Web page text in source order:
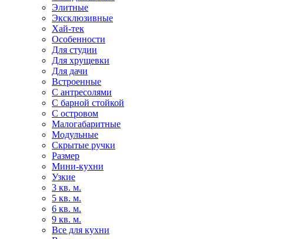
Элитные
Эксклюзивные
Хай-тек
Особенности
Для студии
Для хрущевки
Для дачи
Встроенные
С антресолями
С барной стойкой
С островом
Малогабаритные
Модульные
Скрытые ручки
Размер
Мини-кухни
Узкие
3 кв. м.
5 кв. м.
6 кв. м.
9 кв. м.
Все для кухни